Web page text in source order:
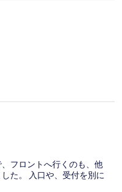
フロントへ行くのも、他
た。 入口や、受付を別に